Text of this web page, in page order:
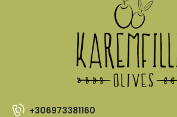
+306973381160